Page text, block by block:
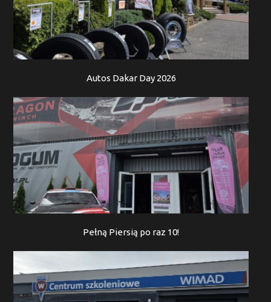
Autos Dakar Day 2026
Pełną Piersią po raz 10!